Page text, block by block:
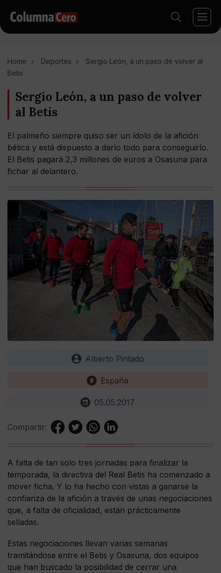
Home Deportes
Sergio León, a un paso de volver al
Betis
Sergio León, a un paso de volver
al Betis
El palmeño siempre quiso ser un ídolo de la afición
bética y está dispuesto a darlo todo para conseguirlo.
El Betis pagará 2,3 millones de euros a Osasuna para
fichar al delantero.
Alberto Pintado
España
05.05.2017
Compartir:
A falta de tan solo tres jornadas para finalizar la
temporada, la directiva del Real Betis ha comenzado a
mover ficha. Y lo ha hecho con vistas a ganarse la
confianza de la afición a través de unas negociaciones
que, a falta de oficialidad, están prácticamente
selladas.
Estas negociaciones llevan varias semanas
tramitándose entre el Betis y Osasuna, dos equipos
que han buscado la posibilidad de cerrar una